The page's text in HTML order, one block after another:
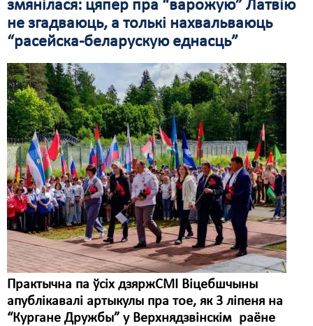
змянілася: цяпер пра “варожую” Латвію
не згадваюць, а толькі нахвальваюць
“расейска-беларускую еднасць”
Практычна па ўсіх дзяржСМІ Віцебшчыны
апублікавалі артыкулы пра тое, як 3 ліпеня на
“Кургане Дружбы” у Верхнядзвінскім раёне